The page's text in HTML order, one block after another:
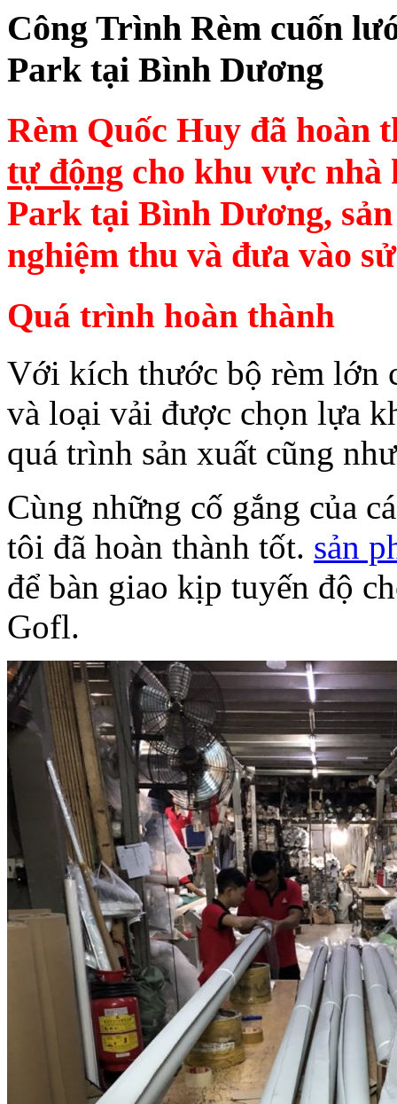
Công Trình Rèm cuốn
Park tại Bình Dương
Rèm Quốc Huy đã hoàn
tự động cho khu vực nhà
Park tại Bình Dương,
nghiệm thu và đưa vào
Quá trình hoàn thành
Với kích thước bộ rèm lớn
và loại vải được chọn lựa
quá trình sản xuất cũng
Cùng những cố gắng của
tôi đã hoàn thành tốt. sản
để bàn giao kịp tuyến độ
Gofl.